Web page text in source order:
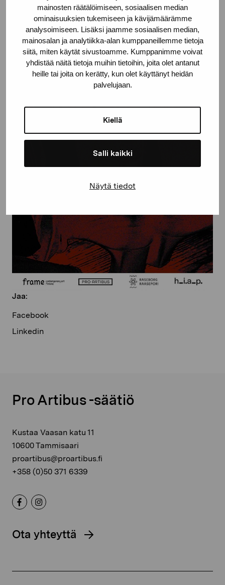
mainosten räätälöimiseen, sosiaalisen median
ominaisuuksien tukemiseen ja kävijämäärämme
analysoimiseen. Lisäksi jaamme sosiaalisen median,
mainosalan ja analytiikka-alan kumppaneillemme tietoja
siitä, miten käytät sivustoamme. Kumppanimme voivat
yhdistää näitä tietoja muihin tietoihin, joita olet antanut
heille tai joita on kerätty, kun olet käyttänyt heidän
palvelujaan.
Kiellä
Salli kaikki
Näytä tiedot
Jaa:
Facebook
Linkedin
Torppaa hätäasunnoksi.Lue lisää täältä
Kuva: Anastasia Sviridenko, Osa Network nomad veistoksesta, 2022.
Kuva: Anastasia Sviridenko.
Pro Artibus -säätiö
Kustaa Vaasan katu 11
10600 Tammisaari
proartibus@proartibus.fi
+358 (0)50 371 6339
Ota yhteyttä